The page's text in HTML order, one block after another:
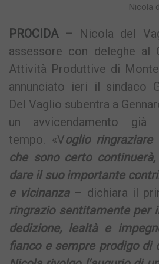
Nicola
PROCIDA– Nicola del
assessore con deleghe al
Attività Produttive di
annunciato ieri il sindaco
Del Vaglio subentra a
un avvicendamento già
tempo. «Voglio
che sono certo
dare il suo importante
e vicinanza– dichiara il
ringrazio sentitamente per
dedizione, lealtà e
fianco e sempre prodigo di